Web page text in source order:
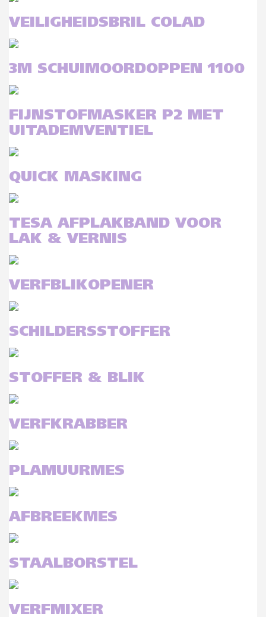
VEILIGHEIDSBRIL COLAD
3M SCHUIMOORDOPPEN 1100
FIJNSTOFMASKER P2 MET
UITADEMVENTIEL
QUICK MASKING
TESA AFPLAKBAND VOOR
LAK & VERNIS
VERFBLIKOPENER
SCHILDERSSTOFFER
STOFFER & BLIK
VERFKRABBER
PLAMUURMES
AFBREEKMES
STAALBORSTEL
VERFMIXER